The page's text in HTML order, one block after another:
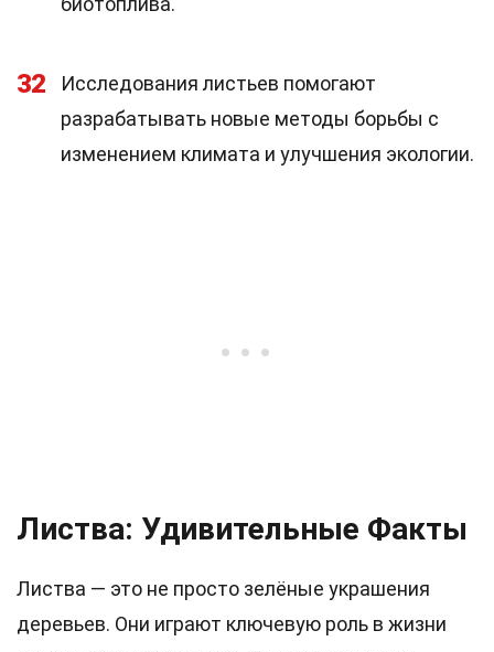
32
Исследования листьев помогают
разрабатывать новые методы борьбы с
изменением климата и улучшения экологии.
Листва: Удивительные Факты
Листва — это не просто зелёные украшения
деревьев. Они играют ключевую роль в жизни